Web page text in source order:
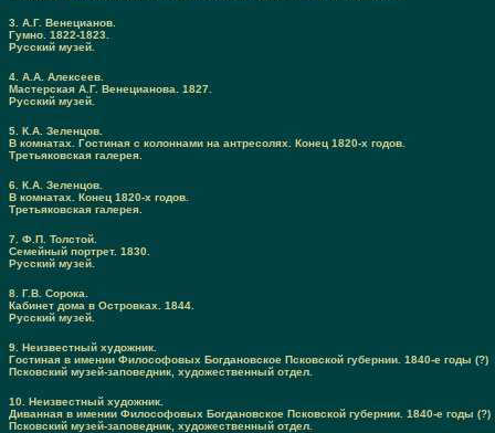
3. А.Г. Венецианов.
Гумно. 1822-1823.
Русский музей.
4. А.А. Алексеев.
Мастерская А.Г. Венецианова. 1827.
Русский музей.
5. К.А. Зеленцов.
В комнатах. Гостиная с колоннами на антресолях. Конец 1820-х годов.
Третьяковская галерея.
6. К.А. Зеленцов.
В комнатах. Конец 1820-х годов.
Третьяковская галерея.
7. Ф.П. Толстой.
Семейный портрет. 1830.
Русский музей.
8. Г.В. Сорока.
Кабинет дома в Островках. 1844.
Русский музей.
9. Неизвестный художник.
Гостиная в имении Философовых Богдановское Псковской губернии. 1840-е годы (?)
Псковский музей-заповедник, художественный отдел.
10. Неизвестный художник.
Диванная в имении Философовых Богдановское Псковской губернии. 1840-е годы (?)
Псковский музей-заповедник, художественный отдел.